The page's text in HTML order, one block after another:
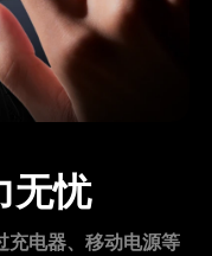
无忧
充电器、移动电源等